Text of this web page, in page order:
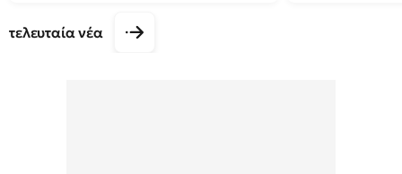
τελευταία νέα